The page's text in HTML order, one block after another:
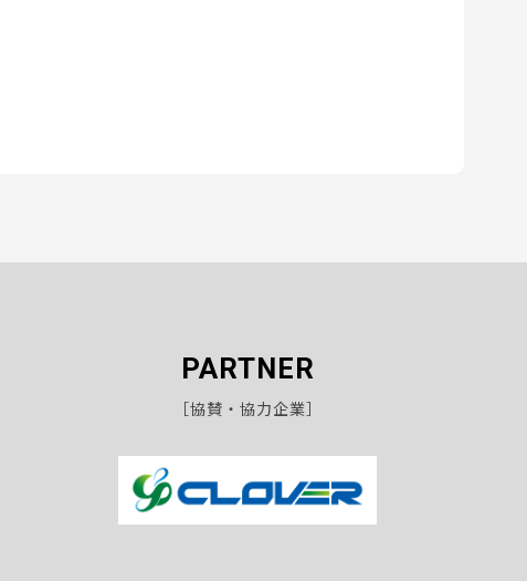
PARTNER
［協賛・協力企業］